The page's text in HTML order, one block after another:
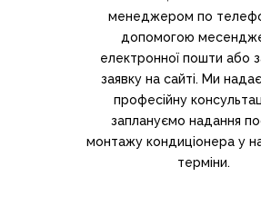
менеджером по
допомогою
електронної пошти або
заявку на сайті. Ми
професійну
заплануємо надання
монтажу кондиціонера у
терміни.